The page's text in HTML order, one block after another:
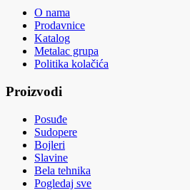
O nama
Prodavnice
Katalog
Metalac grupa
Politika kolačića
Proizvodi
Posuđe
Sudopere
Bojleri
Slavine
Bela tehnika
Pogledaj sve